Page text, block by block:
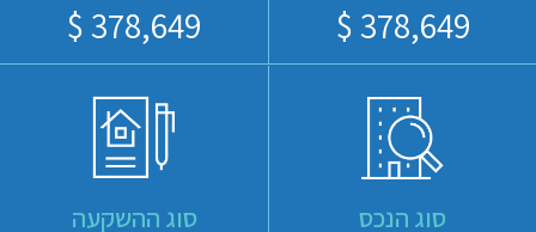
378,649 $
378,649 $
סוג הנכס סוג ההשקעה